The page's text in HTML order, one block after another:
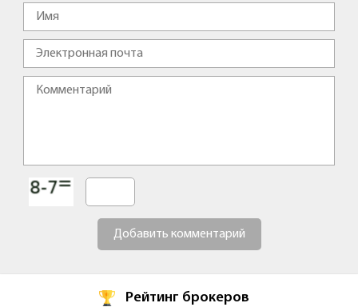
Добавить комментарий
Рейтинг брокеров